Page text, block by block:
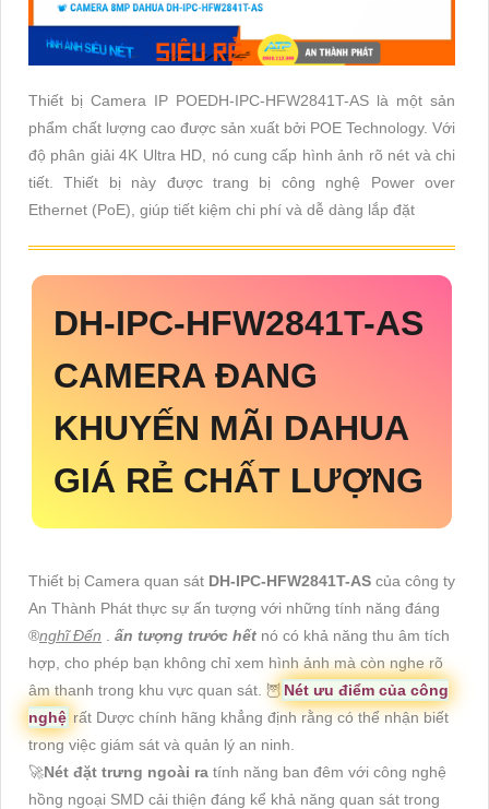
Thiết bị Camera IP POEDH-IPC-HFW2841T-AS là một sản
phẩm chất lượng cao được sản xuất bởi POE Technology. Với
độ phân giải 4K Ultra HD, nó cung cấp hình ảnh rõ nét và chi
tiết. Thiết bị này được trang bị công nghệ Power over
Ethernet (PoE), giúp tiết kiệm chi phí và dễ dàng lắp đặt
DH-IPC-HFW2841T-AS
CAMERA ĐANG
KHUYẾN MÃI DAHUA
GIÁ RẺ CHẤT LƯỢNG
Thiết bị Camera quan sát DH-IPC-HFW2841T-AS của công ty
An Thành Phát thực sự ấn tượng với những tính năng đáng
®️nghĩ Đến ấn tượng trước hết nó có khả năng thu âm tích
hợp, cho phép bạn không chỉ xem hình ảnh mà còn nghe rõ
âm thanh trong khu vực quan sát. 🦉 Nét ưu điểm của công
nghệ rất Dược chính hãng khẳng định rằng có thể nhận biết
trong việc giám sát và quản lý an ninh.
🚀Nét đặt trưng ngoài ra tính năng ban đêm với công nghệ
hồng ngoại SMD cải thiện đáng kể khả năng quan sát trong